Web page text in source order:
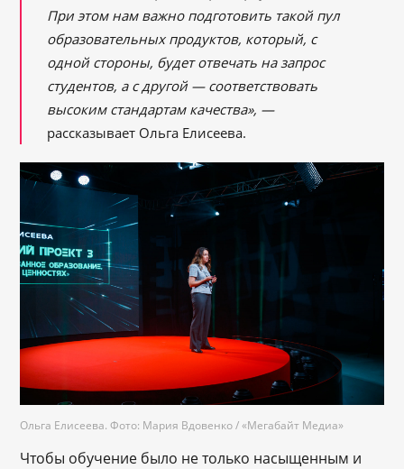
При этом нам важно подготовить такой пул
образовательных продуктов, который, с
одной стороны, будет отвечать на запрос
студентов, а с другой — соответствовать
высоким стандартам качества», —
рассказывает Ольга Елисеева.
Ольга Елисеева. Фото: Мария Вдовенко /«Мегабайт Медиа»
Чтобы обучение было не только насыщенным и